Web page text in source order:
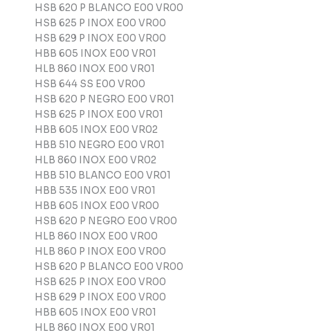
HSB 620 P BLANCO E00 VR00
HSB 625 P INOX E00 VR00
HSB 629 P INOX E00 VR00
HBB 605 INOX E00 VR01
HLB 860 INOX E00 VR01
HSB 644 SS E00 VR00
HSB 620 P NEGRO E00 VR01
HSB 625 P INOX E00 VR01
HBB 605 INOX E00 VR02
HBB 510 NEGRO E00 VR01
HLB 860 INOX E00 VR02
HBB 510 BLANCO E00 VR01
HBB 535 INOX E00 VR01
HBB 605 INOX E00 VR00
HSB 620 P NEGRO E00 VR00
HLB 860 INOX E00 VR00
HLB 860 P INOX E00 VR00
HSB 620 P BLANCO E00 VR00
HSB 625 P INOX E00 VR00
HSB 629 P INOX E00 VR00
HBB 605 INOX E00 VR01
HLB 860 INOX E00 VR01